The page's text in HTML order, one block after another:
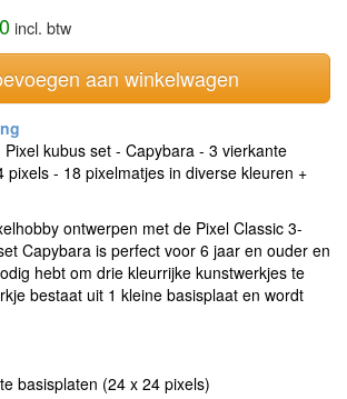
incl. btw
aan winkelwagen
kubus set - Capybara - 3 vierkante
pixels - 18 pixelmatjes in diverse kleuren +
ontwerpen met de Pixel Classic 3-
Capybara is perfect voor 6 jaar en ouder en
hebt om drie kleurrijke kunstwerkjes te
bestaat uit 1 kleine basisplaat en wordt
basisplaten (24 x 24 pixels)